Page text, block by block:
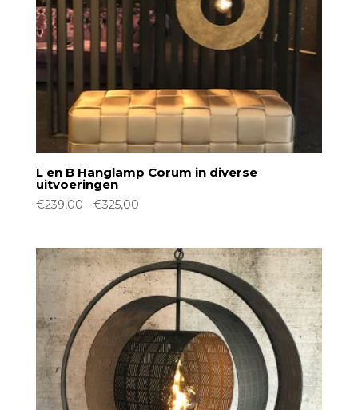
L en B Hanglamp Corum in diverse
uitvoeringen
€239,00 - €325,00Prijsklasse:
€325,00